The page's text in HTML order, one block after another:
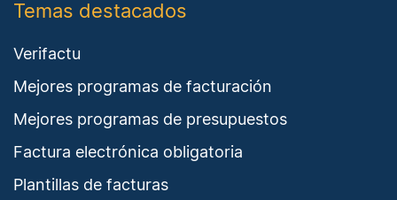
Temas destacados
Verifactu
Mejores programas de facturación
Mejores programas de presupuestos
Factura electrónica obligatoria
Plantillas de facturas